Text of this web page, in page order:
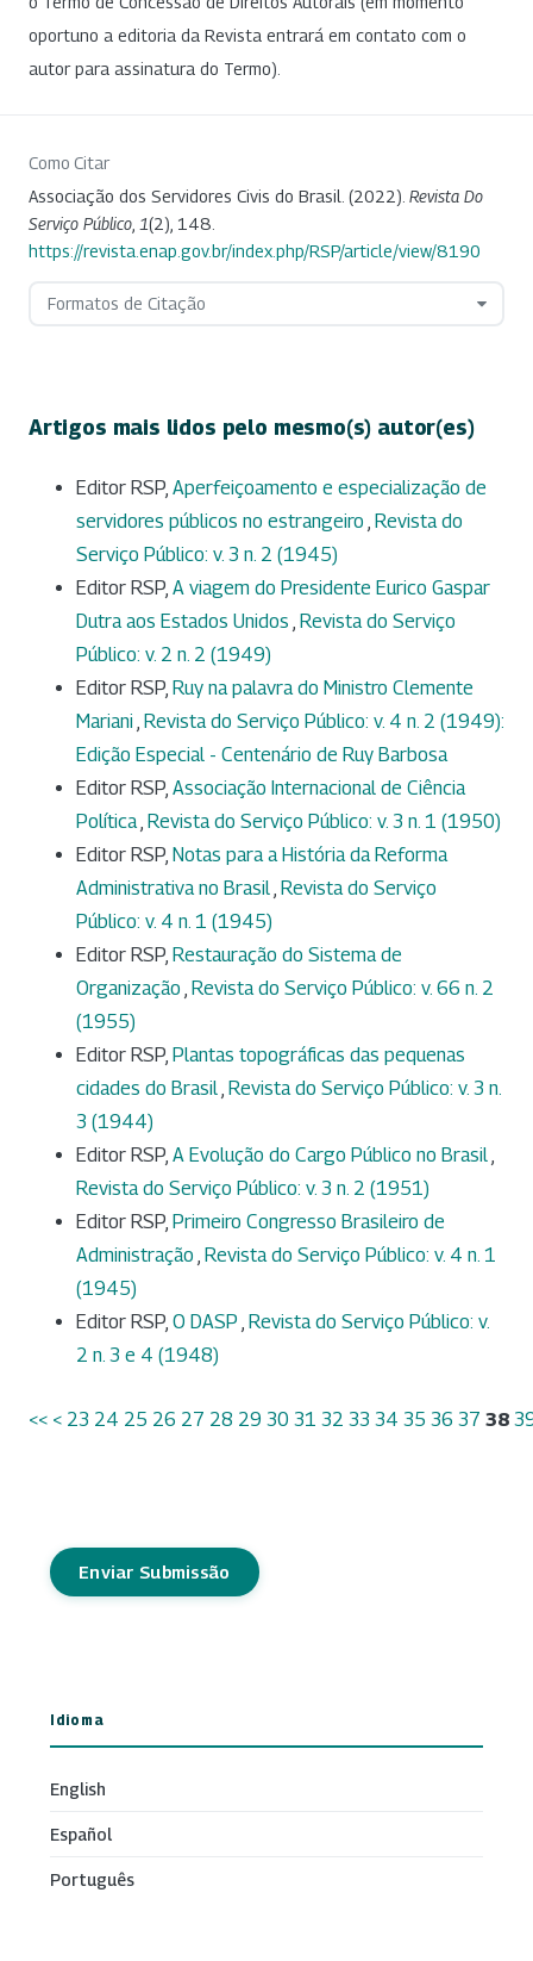
oportuno a editoria da Revista entrará em contato com o
autor para assinatura do Termo).
Como Citar
Associação dos Servidores Civis do Brasil. (2022). Revista Do
Serviço Público 1(2), 148.
https://revista.enap.gov.br/index.php/RSP/article/view/8190
Formatos de Citação
Artigos mais lidos pelo mesmo(s) autor(es)
Editor RSP, Aperfeiçoamento e especialização de
servidores públicos no estrangeiro , Revista do
Serviço Público: v. 3 n. 2 (1945)
Editor RSP, A viagem do Presidente Eurico Gaspar
Dutra aos Estados Unidos , Revista do Serviço
Público: v. 2 n. 2 (1949)
Editor RSP, Ruy na palavra do Ministro Clemente
Mariani, Revista do Serviço Público: v. 4 n. 2 (1949):
Edição Especial - Centenário de Ruy Barbosa
Editor RSP, Associação Internacional de Ciência
Política, Revista do Serviço Público: v. 3 n. 1 (1950)
Editor RSP, Notas para a História da Reforma
Administrativa no Brasil, Revista do Serviço
Público: v. 4 n. 1 (1945)
Editor RSP, Restauração do Sistema de
Organização , Revista do Serviço Público: v. 66 n. 2
(1955)
Editor RSP, Plantas topográficas das pequenas
cidades do Brasil, Revista do Serviço Público: v. 3 n.
3 (1944)
Editor RSP, A Evolução do Cargo Público no Brasil,
Revista do Serviço Público: v. 3 n. 2 (1951)
Editor RSP, Primeiro Congresso Brasileiro de
Administração , Revista do Serviço Público: v. 4 n. 1
(1945)
Editor RSP, O DASP , Revista do Serviço Público: v.
2 n. 3 e 4 (1948)
<< < 23 24 25 26 27 28 29 30 31 32 33 34 35 36 37 38
Enviar Submissão
Idioma
English
Español
Português